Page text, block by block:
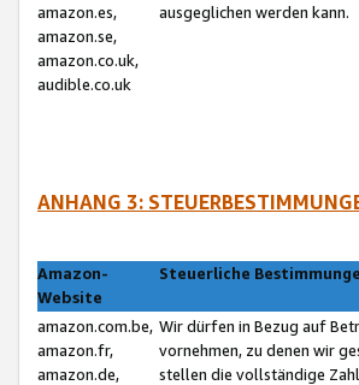
amazon.es,
amazon.se,
amazon.co.uk,
audible.co.uk
ausgeglichen werden kann.
ANHANG 3:
Amazon-
Website
Steuerliche
amazon.com.be,
amazon.fr,
amazon.de,
Wir dürfen in Bezug auf
vornehmen, zu denen wir
stellen die vollständige